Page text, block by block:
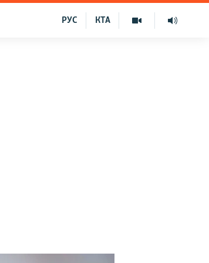
КТА
РУС